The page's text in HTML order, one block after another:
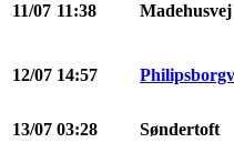
11/07 11:38 Madehusvej
12/07 14:57
13/07 03:28 Søndertoft